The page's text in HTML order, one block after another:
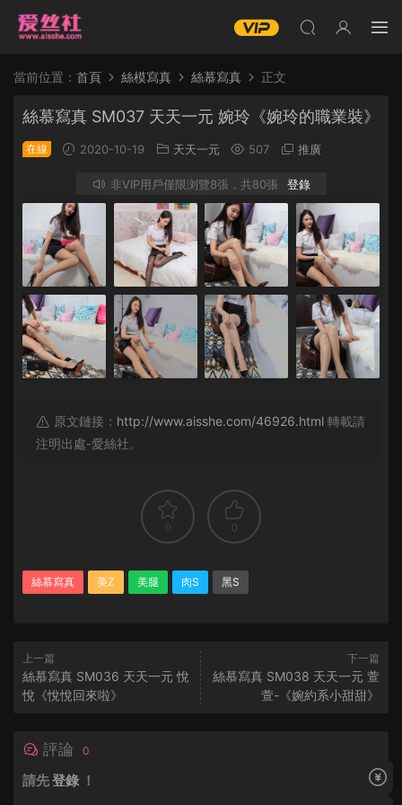
當前位置： 首頁 絲模寫真 絲慕寫真 正文
絲慕寫真 SM037 天天一元 婉玲《婉玲的職業裝》
在線 2020-10-19 天天一元 507 推廣
非VIP用戶僅限浏覽8張，共80張 登錄
原文鏈接： http://www.aisshe.com/46926.html 轉載請
注明出處-愛絲社。
0 0
絲慕寫真 美Z 美腿 肉S 黑S
上一篇
絲慕寫真 SM036 天天一元 悅
悅《悅悅回來啦》
下一篇
絲慕寫真 SM038 天天一元 萱
萱-《婉約系小甜甜》
評論 0
請先登錄 ！